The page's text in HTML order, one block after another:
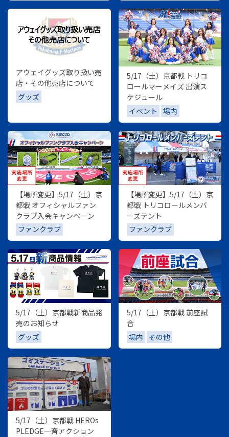
アウェイグッズ取り扱い売
店・その他売店について
グッズ
5/17（土）京都戦 トリコ
ロールマーメイズ 出演ス
ケジュール
イベント
場内
【場所変更】5/17（土）京
都戦 オフィシャルファン
クラブ入会キャンペーン
ファンクラブ
【場所変更】5/17（土）京
都戦 トリコロールメンバ
ーズテント
ファンクラブ
5/17（土）京都戦新商品発
売のお知らせ
グッズ
5/17（土）京都戦 前座試
合
場内
その他
5/17（土）京都戦 HEROs
PLEDGE一斉アクション